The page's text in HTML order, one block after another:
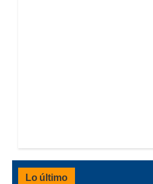
Lo último